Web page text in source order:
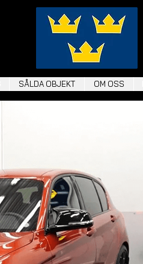
SÅLDA OBJEKT OM OSS